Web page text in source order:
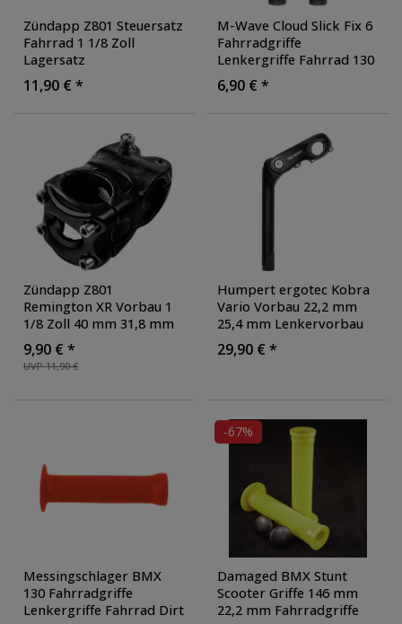
Zündapp Z801 Steuersatz
Fahrrad 1 1/8 Zoll
Lagersatz
Steuerkopflager 9-teilig E
Bike
11,90 € *
M-Wave Cloud Slick Fix 6
Fahrradgriffe
Lenkergriffe Fahrrad 130
mm Fahrrad Griff Set
links rechts
6,90 € *
Zündapp Z801
Remington XR Vorbau 1
1/8 Zoll 40 mm 31,8 mm
Ahead Lenkervorbau
Fahrradvorbau MTB
Mountainbike
UVP 11,90 €
9,90 € *
Humpert ergotec Kobra
Vario Vorbau 22,2 mm
25,4 mm Lenkervorbau
Fahrradvorbau
Fahrradlenkervorbau
mm. Lenker 25.4 mm
Farbe: schwarz matt
29,90 € *
Messingschlager BMX
130 Fahrradgriffe
Lenkergriffe Fahrrad Dirt
-67%
Damaged BMX Stunt
Scooter Griffe 146 mm
22,2 mm Fahrradgriffe